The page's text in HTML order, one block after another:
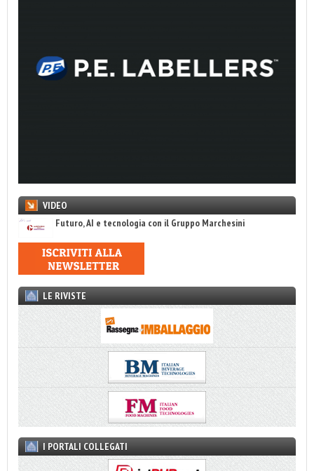
VIDEO
Futuro, AI e tecnologia con il Gruppo Marchesini
LE RIVISTE
I PORTALI COLLEGATI